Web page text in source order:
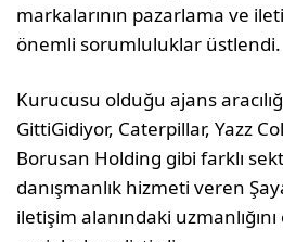
markalarının pazarlama ve
önemli sorumluluklar üstlendi.
Kurucusu olduğu ajans
GittiGidiyor, Caterpillar, Yazz
Borusan Holding gibi farklı
danışmanlık hizmeti veren
iletişim alanındaki